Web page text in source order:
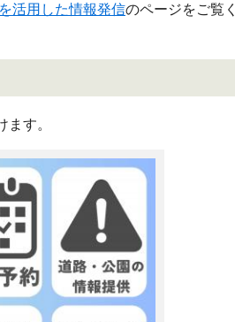
活用した情報発信のページをご覧く
す。